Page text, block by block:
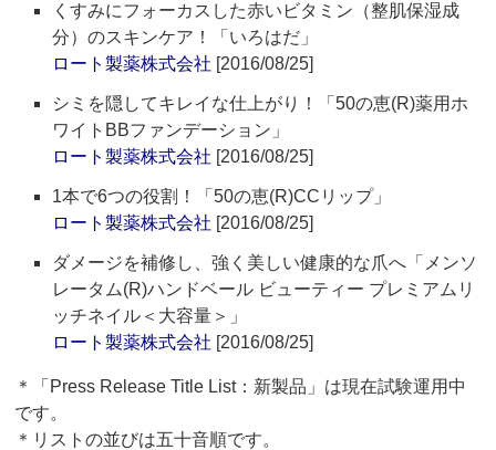
くすみにフォーカスした赤いビタミン（整肌保湿成
分）のスキンケア！「いろはだ」
ロート製薬株式会社 [2016/08/25]
シミを隠してキレイな仕上がり！「50の恵(R)薬用ホ
ワイトBBファンデーション」
ロート製薬株式会社 [2016/08/25]
1本で6つの役割！「50の恵(R)CCリップ」
ロート製薬株式会社 [2016/08/25]
ダメージを補修し、強く美しい健康的な爪へ「メンソ
レータム(R)ハンドベール ビューティー プレミアムリ
ッチネイル＜大容量＞」
ロート製薬株式会社 [2016/08/25]
＊「Press Release Title List：新製品」は現在試験運用中
です。
＊リストの並びは五十音順です。